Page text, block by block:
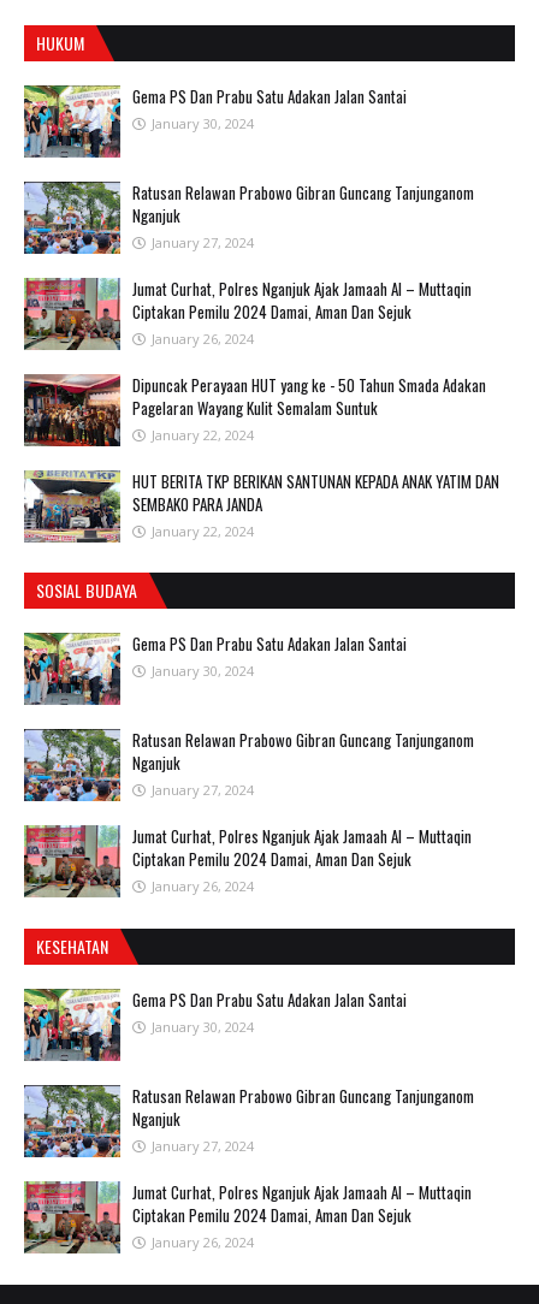
HUKUM
Gema PS Dan Prabu Satu Adakan Jalan Santai
January 30, 2024
Ratusan Relawan Prabowo Gibran Guncang Tanjunganom
Nganjuk
January 27, 2024
Jumat Curhat, Polres Nganjuk Ajak Jamaah Al – Muttaqin
Ciptakan Pemilu 2024 Damai, Aman Dan Sejuk
January 26, 2024
Dipuncak Perayaan HUT yang ke - 50 Tahun Smada Adakan
Pagelaran Wayang Kulit Semalam Suntuk
January 22, 2024
HUT BERITA TKP BERIKAN SANTUNAN KEPADA ANAK YATIM DAN
SEMBAKO PARA JANDA
January 22, 2024
SOSIAL BUDAYA
Gema PS Dan Prabu Satu Adakan Jalan Santai
January 30, 2024
Ratusan Relawan Prabowo Gibran Guncang Tanjunganom
Nganjuk
January 27, 2024
Jumat Curhat, Polres Nganjuk Ajak Jamaah Al – Muttaqin
Ciptakan Pemilu 2024 Damai, Aman Dan Sejuk
January 26, 2024
KESEHATAN
Gema PS Dan Prabu Satu Adakan Jalan Santai
January 30, 2024
Ratusan Relawan Prabowo Gibran Guncang Tanjunganom
Nganjuk
January 27, 2024
Jumat Curhat, Polres Nganjuk Ajak Jamaah Al – Muttaqin
Ciptakan Pemilu 2024 Damai, Aman Dan Sejuk
January 26, 2024